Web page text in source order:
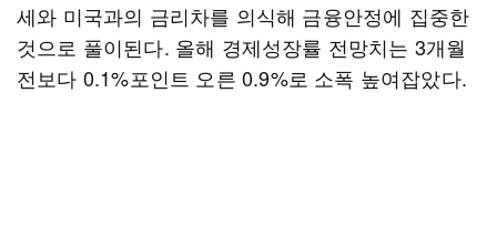
세와 미국과의 금리차를 의식해 금융안정에 집중한
것으로 풀이된다. 올해 경제성장률 전망치는 3개월
전보다 0.1%포인트 오른 0.9%로 소폭 높여잡았다.